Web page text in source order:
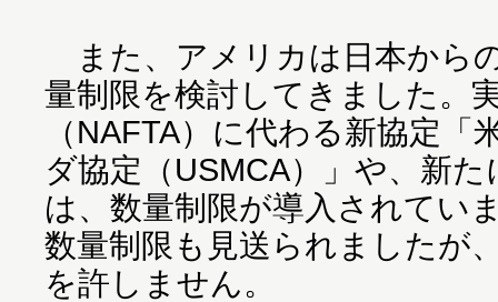
また、アメリカは日本から
量制限を検討してきました。
（NAFTA）に代わる新協定
ダ協定（USMCA）」や、新
は、数量制限が導入されてい
数量制限も見送られましたが
を許しません。